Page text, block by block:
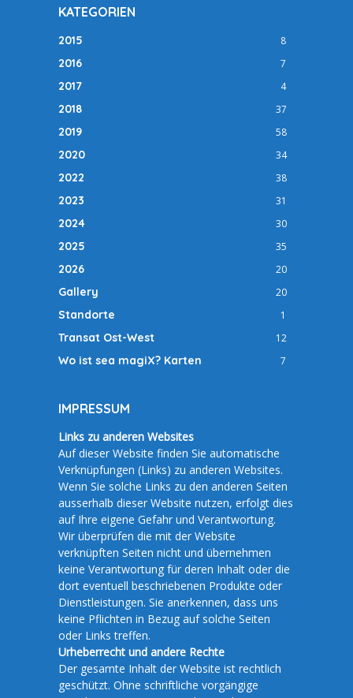
KATEGORIEN
2015 8
2016 7
2017 4
2018 37
2019 58
2020 34
2022 38
2023 31
2024 30
2025 35
2026 20
Gallery 20
Standorte 1
Transat Ost-West 12
Wo ist sea magiX? Karten 7
IMPRESSUM
Links zu anderen Websites
Auf dieser Website finden Sie automatische
Verknüpfungen (Links) zu anderen Websites.
Wenn Sie solche Links zu den anderen Seiten
ausserhalb dieser Website nutzen, erfolgt dies
auf Ihre eigene Gefahr und Verantwortung.
Wir überprüfen die mit der Website
verknüpften Seiten nicht und übernehmen
keine Verantwortung für deren Inhalt oder die
dort eventuell beschriebenen Produkte oder
Dienstleistungen. Sie anerkennen, dass uns
keine Pflichten in Bezug auf solche Seiten
oder Links treffen.
Urheberrecht und andere Rechte
Der gesamte Inhalt der Website ist rechtlich
geschützt. Ohne schriftliche vorgängige